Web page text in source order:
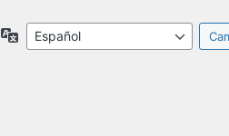
Idioma